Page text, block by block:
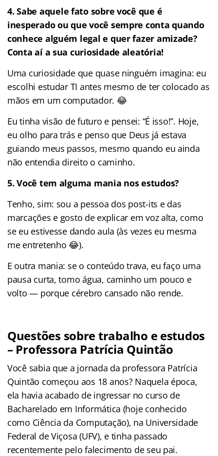
4.Sabe aquele fato sobre você que é
inesperado ou que você sempre conta quando
conhece alguém legal e quer fazer amizade?
Conta aí a sua curiosidade aleatória!
Uma curiosidade que quase ninguém imagina: eu
escolhi estudar TI antes mesmo de ter colocado as
mãos em um computador. 😂
Eu tinha visão de futuro e pensei: “É isso!”. Hoje,
eu olho para trás e penso que Deus já estava
guiando meus passos, mesmo quando eu ainda
não entendia direito o caminho.
5. Você tem alguma mania nos estudos?
Tenho, sim: sou a pessoa dos post-its e das
marcações e gosto de explicar em voz alta, como
se eu estivesse dando aula (às vezes eu mesma
me entretenho 😂).
E outra mania: se o conteúdo trava, eu faço uma
pausa curta, tomo água, caminho um pouco e
volto — porque cérebro cansado não rende.
Questões sobre trabalho e estudos
– Professora Patrícia Quintão
Você sabia que a jornada da professora Patrícia
Quintão começou aos 18 anos? Naquela época,
ela havia acabado de ingressar no curso de
Bacharelado em Informática (hoje conhecido
como Ciência da Computação), na Universidade
Federal de Viçosa (UFV), e tinha passado
recentemente pelo falecimento de seu pai.